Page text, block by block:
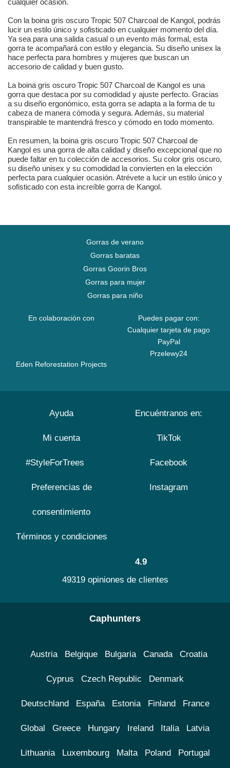
cualquier ocasión.
Con la boina gris oscuro Tropic 507 Charcoal de Kangol, podrás
lucir un estilo único y sofisticado en cualquier momento del día.
Ya sea para una salida casual o un evento más formal, esta
gorra te acompañará con estilo y elegancia. Su diseño unisex la
hace perfecta para hombres y mujeres que buscan un
accesorio de calidad y buen gusto.
La boina gris oscuro Tropic 507 Charcoal de Kangol es una
gorra que destaca por su comodidad y ajuste perfecto. Gracias
a su diseño ergonómico, esta gorra se adapta a la forma de tu
cabeza de manera cómoda y segura. Además, su material
transpirable te mantendrá fresco y cómodo en todo momento.
En resumen, la boina gris oscuro Tropic 507 Charcoal de
Kangol es una gorra de alta calidad y diseño excepcional que no
puede faltar en tu colección de accesorios. Su color gris oscuro,
su diseño unisex y su comodidad la convierten en la elección
perfecta para cualquier ocasión. Atrévete a lucir un estilo único y
sofisticado con esta increíble gorra de Kangol.
Gorras de verano
Gorras baratas
Gorras Goorin Bros
Gorras para mujer
Gorras para niño
En colaboración con
Eden Reforestation Projects
Puedes pagar con:
Cualquier tarjeta de pago
PayPal
Przelewy24
Ayuda
Mi cuenta
#StyleForTrees
Preferencias de
consentimiento
Términos y condiciones
Encuéntranos en:
TikTok
Facebook
Instagram
4.9
49319 opiniones de clientes
Caphunters
Austria Belgique Bulgaria Canada Croatia
Cyprus Czech Republic Denmark
Deutschland España Estonia Finland France
Global Greece Hungary Ireland Italia Latvia
Lithuania Luxembourg Malta Poland Portugal